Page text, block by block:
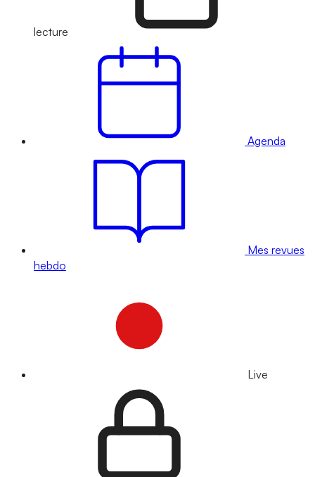
lecture
Agenda
Mes revues
hebdo
Live